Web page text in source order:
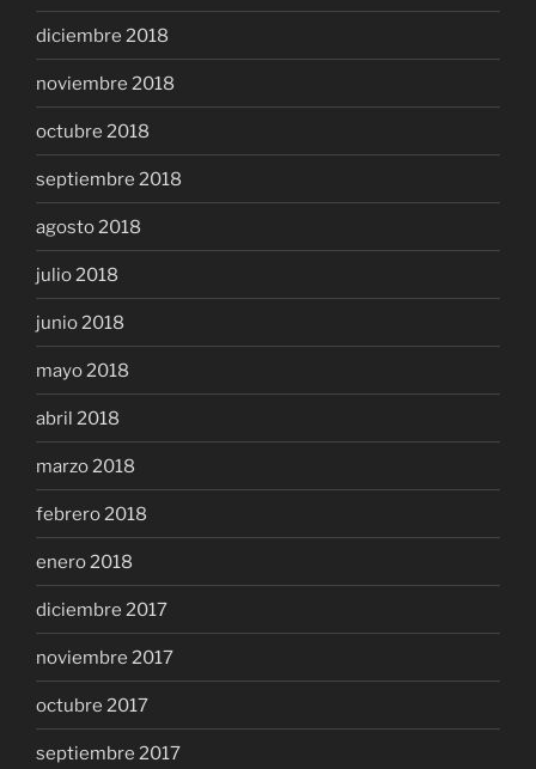
diciembre 2018
noviembre 2018
octubre 2018
septiembre 2018
agosto 2018
julio 2018
junio 2018
mayo 2018
abril 2018
marzo 2018
febrero 2018
enero 2018
diciembre 2017
noviembre 2017
octubre 2017
septiembre 2017